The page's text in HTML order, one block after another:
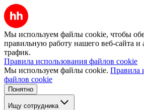
Мы используем файлы cookie, чтобы
правильную работу нашего веб-сайта и
трафик.
Правила использования файлов cookie
Мы используем файлы cookie. Правила
файлов cookie
Понятно
Ищу сотрудника